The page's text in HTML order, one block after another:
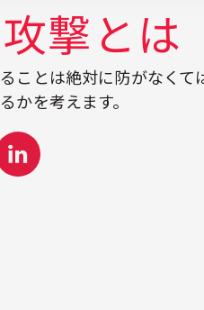
攻撃と
ことは絶対に防がなくて
かを考えます。